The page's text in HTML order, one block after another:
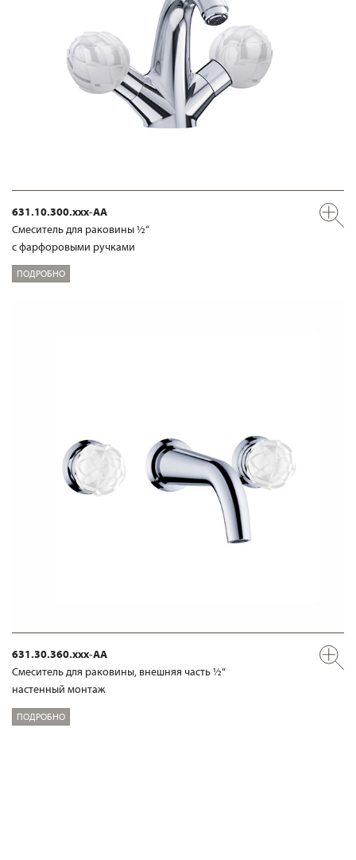
631.10.300.xxx-AA
Смеситель для раковины ½“
с фарфоровыми ручками
ПОДРОБНО
631.30.360.xxx-AA
Смеситель для раковины, внешняя часть ½“
настенный монтаж
ПОДРОБНО